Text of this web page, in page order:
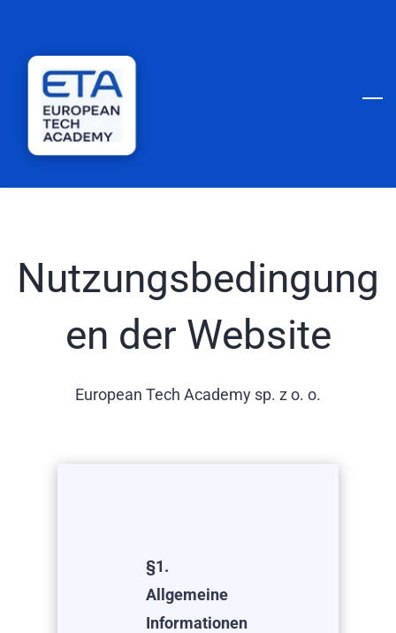
content
Nutzungsbedingung
en der Website
European Tech Academy sp. z o. o.
§1.
Allgemeine
Informationen